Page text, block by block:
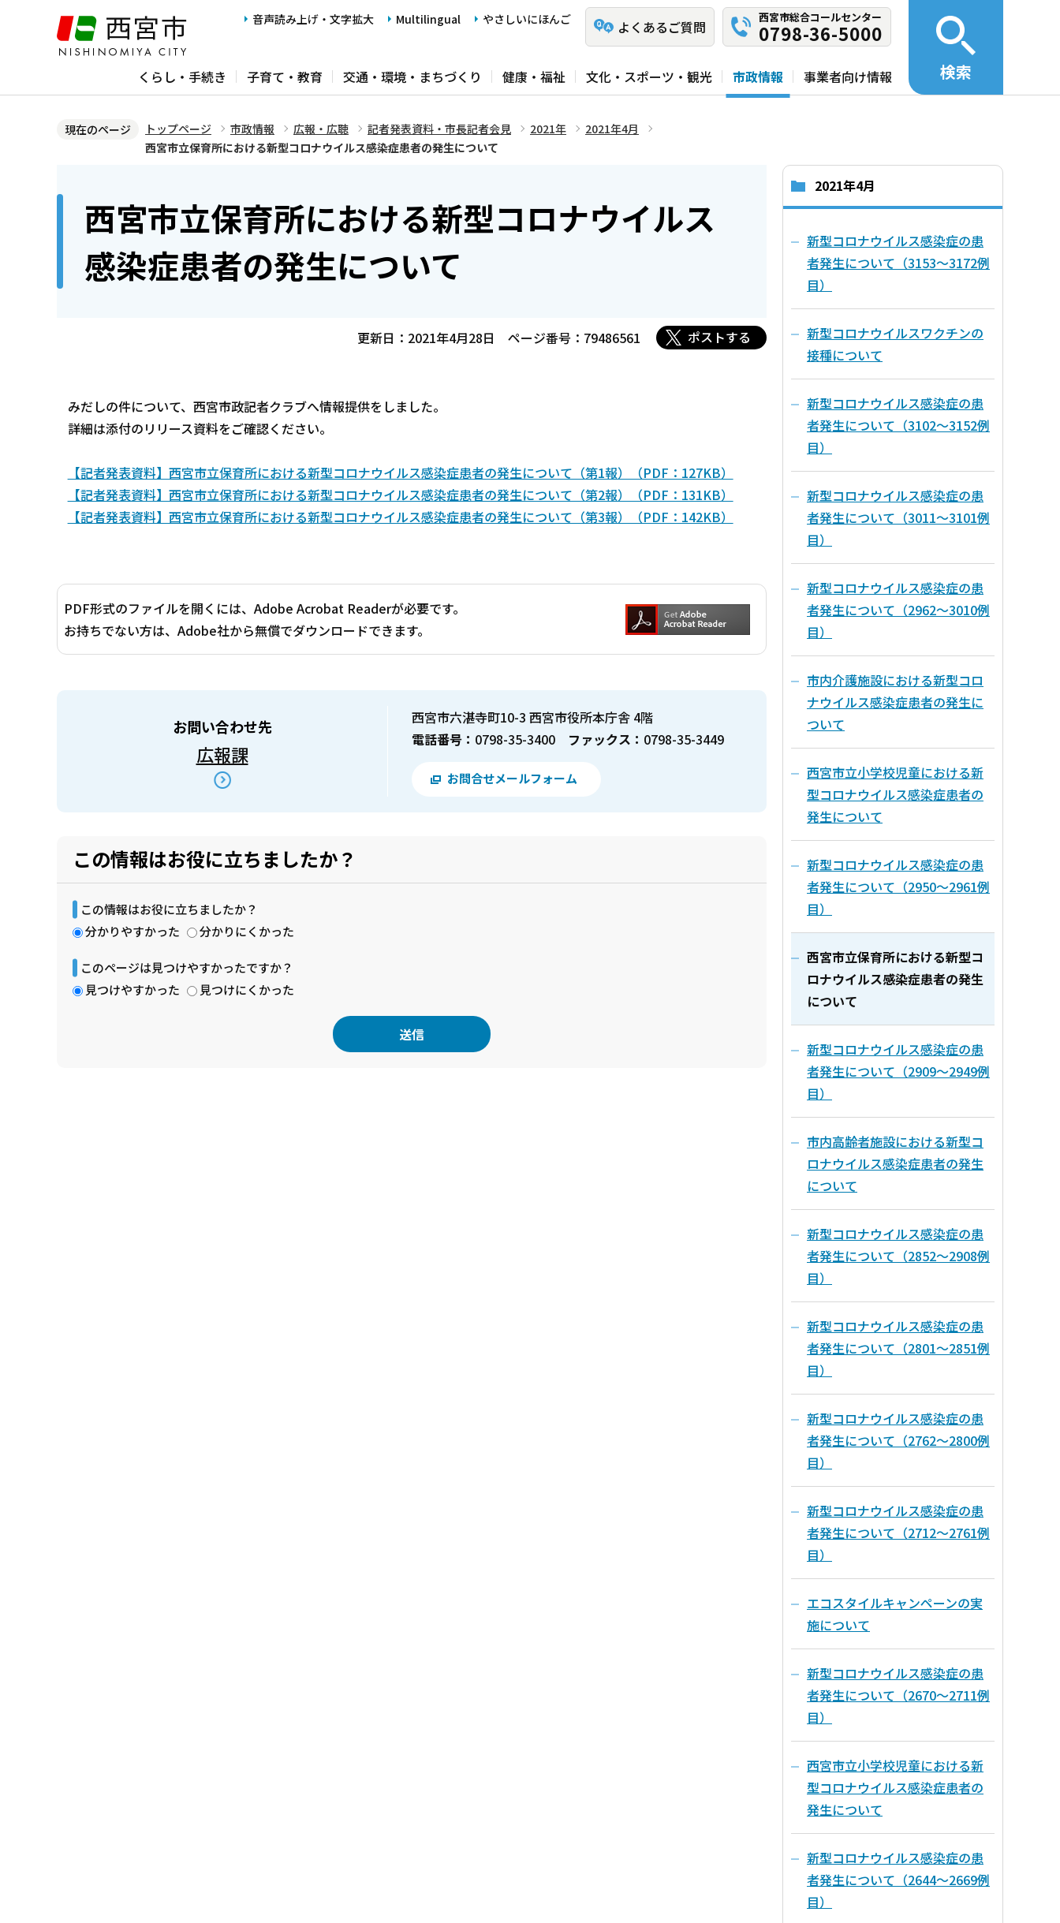
ジ
音声読み上げ・文字拡大 Multilingual やさしいにほんご よくあるご質問
西宮市総合コールセンター
0798-36-5000
くらし・手続き 子育て・教育 交通・環境・まちづくり 健康・福祉 文化・スポーツ・観光 市政情報 事業者向け情報 検索
現在のページ トップページ 市政情報 広報・広聴 記者発表資料・市長記者会見 2021年
2021年4月
西宮市立保育所における新型コロナウイルス感染症患者の発生について
西宮市立保育所における新型コロナウイルス
感染症患者の発生について
更新日：2021年4月28日 ページ番号：79486561 ポストする
みだしの件について、西宮市政記者クラブへ情報提供をしました。
詳細は添付のリリース資料をご確認ください。
【記者発表資料】西宮市立保育所における新型コロナウイルス感染症患者の発生について（第1報）（PDF：127KB）
【記者発表資料】西宮市立保育所における新型コロナウイルス感染症患者の発生について（第2報）（PDF：131KB）
【記者発表資料】西宮市立保育所における新型コロナウイルス感染症患者の発生について（第3報）（PDF：142KB）
PDF形式のファイルを開くには、Adobe Acrobat Readerが必要です。
お持ちでない方は、Adobe社から無償でダウンロードできます。
お問い合わせ先
広報課
西宮市六湛寺町10-3 西宮市役所本庁舎 4階
電話番号： 0798-35-3400 ファックス： 0798-35-3449
お問合せメールフォーム
この情報はお役に立ちましたか？
この情報はお役に立ちましたか？
分かりやすかった
分かりにくかった
このページは見つけやすかったですか？
見つけやすかった
見つけにくかった
2021年4月
新型コロナウイルス感染症の患
者発生について（3153～3172例
目）
新型コロナウイルスワクチンの
接種について
新型コロナウイルス感染症の患
者発生について（3102～3152例
目）
新型コロナウイルス感染症の患
者発生について（3011～3101例
目）
新型コロナウイルス感染症の患
者発生について（2962～3010例
目）
市内介護施設における新型コロ
ナウイルス感染症患者の発生に
ついて
西宮市立小学校児童における新
型コロナウイルス感染症患者の
発生について
新型コロナウイルス感染症の患
者発生について（2950～2961例
目）
西宮市立保育所における新型コ
ロナウイルス感染症患者の発生
について
新型コロナウイルス感染症の患
者発生について（2909～2949例
目）
市内高齢者施設における新型コ
ロナウイルス感染症患者の発生
について
新型コロナウイルス感染症の患
者発生について（2852～2908例
目）
新型コロナウイルス感染症の患
者発生について（2801～2851例
目）
新型コロナウイルス感染症の患
者発生について（2762～2800例
目）
新型コロナウイルス感染症の患
者発生について（2712～2761例
目）
エコスタイルキャンペーンの実
施について
新型コロナウイルス感染症の患
者発生について（2670～2711例
目）
西宮市立小学校児童における新
型コロナウイルス感染症患者の
発生について
新型コロナウイルス感染症の患
者発生について（2644～2669例
目）